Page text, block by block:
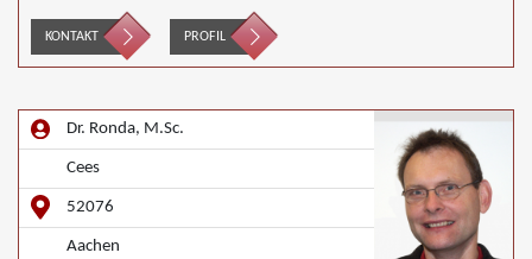
Wirtschaftsmediation
KONTAKT PROFIL
Dr. Ronda, M.Sc.
Cees
52076
Aachen